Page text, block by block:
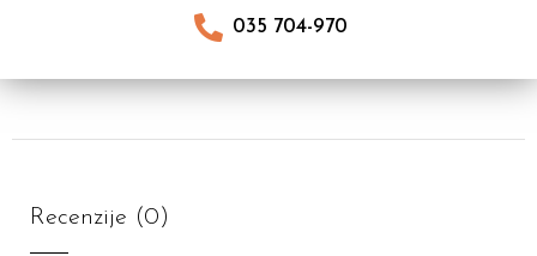
035 704-970
Recenzije (0)